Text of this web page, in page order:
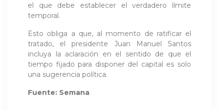
el que debe establecer el verdadero límite
temporal.
Esto obliga a que, al momento de ratificar el
tratado, el presidente Juan Manuel Santos
incluya la aclaración en el sentido de que el
tiempo fijado para disponer del capital es solo
una sugerencia política.
Fuente: Semana